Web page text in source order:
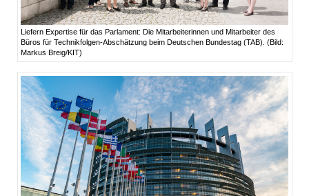
Liefern Expertise für das Parlament: Die Mitarbeiterinnen und Mitarbeiter des
Büros für Technikfolgen-Abschätzung beim Deutschen Bundestag (TAB). (Bild:
Markus Breig/KIT)